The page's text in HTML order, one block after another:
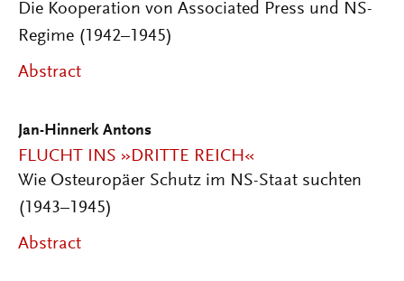
Die Kooperation von Associated Press und NS-
Regime (1942–1945)
Abstract
Jan-Hinnerk Antons
FLUCHT INS »DRITTE REICH«
Wie Osteuropäer Schutz im NS-Staat suchten
(1943–1945)
Abstract